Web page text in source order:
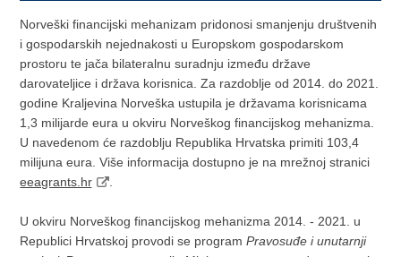
Norveški financijski mehanizam pridonosi smanjenju društvenih
i gospodarskih nejednakosti u Europskom gospodarskom
prostoru te jača bilateralnu suradnju između države
darovateljice i država korisnica. Za razdoblje od 2014. do 2021.
godine Kraljevina Norveška ustupila je državama korisnicama
1,3 milijarde eura u okviru Norveškog financijskog mehanizma.
U navedenom će razdoblju Republika Hrvatska primiti 103,4
milijuna eura. Više informacija dostupno je na mrežnoj stranici
eeagrants.hr
U okviru Norveškog financijskog mehanizma 2014. - 2021. u
Republici Hrvatskoj provodi se programPravosuđe i unutarnji